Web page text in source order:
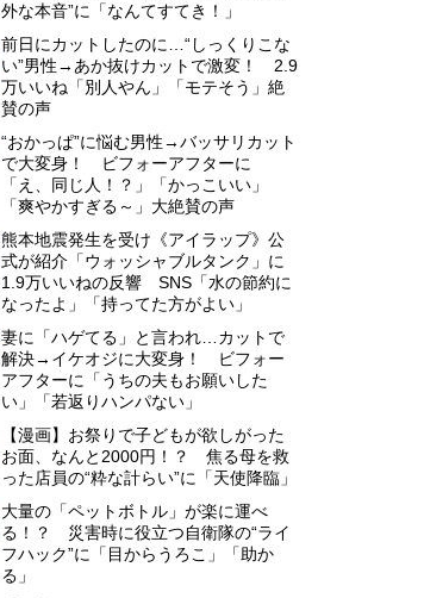
外な本音”に「なんてすてき！」
前日にカットしたのに…“しっくりこな
い”男性→あか抜けカットで激変！ 2.9
万いいね「別人やん」「モテそう」絶
賛の声
“おかっぱ”に悩む男性→バッサリカット
で大変身！ ビフォーアフターに
「え、同じ人！？」「かっこいい」
「爽やかすぎる～」大絶賛の声
熊本地震発生を受け《アイラップ》公
式が紹介「ウォッシャブルタンク」に
1.9万いいねの反響 SNS「水の節約に
なったよ」「持ってた方がよい」
妻に「ハゲてる」と言われ…カットで
解決→イケオジに大変身！ ビフォー
アフターに「うちの夫もお願いした
い」「若返りハンパない」
【漫画】お祭りで子どもが欲しがった
お面、なんと2000円！？ 焦る母を救
った店員の“粋な計らい”に「天使降臨」
大量の「ペットボトル」が楽に運べ
る！？ 災害時に役立つ自衛隊の“ライ
フハック”に「目からうろこ」「助か
る」